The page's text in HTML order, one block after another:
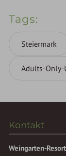
Tags
Steiermark
Adults-Only-
Kontakt
Weingarten-Resort